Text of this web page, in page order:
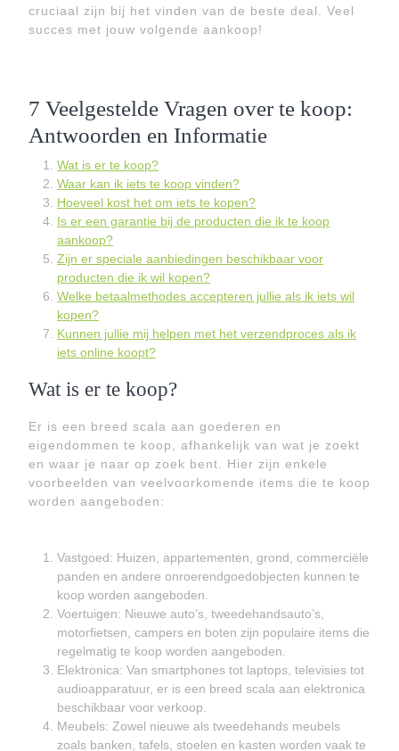
cruciaal zijn bij het vinden van de beste deal. Veel
succes met jouw volgende aankoop!
7 Veelgestelde Vragen over te koop:
Antwoorden en Informatie
Wat is er te koop?
Waar kan ik iets te koop vinden?
Hoeveel kost het om iets te kopen?
Is er een garantie bij de producten die ik te koop
aankoop?
Zijn er speciale aanbiedingen beschikbaar voor
producten die ik wil kopen?
Welke betaalmethodes accepteren jullie als ik iets wil
kopen?
Kunnen jullie mij helpen met het verzendproces als ik
iets online koopt?
Wat is er te koop?
Er is een breed scala aan goederen en
eigendommen te koop, afhankelijk van wat je zoekt
en waar je naar op zoek bent. Hier zijn enkele
voorbeelden van veelvoorkomende items die te koop
worden aangeboden:
Vastgoed: Huizen, appartementen, grond, commerciële
panden en andere onroerendgoedobjecten kunnen te
koop worden aangeboden.
Voertuigen: Nieuwe auto’s, tweedehandsauto’s,
motorfietsen, campers en boten zijn populaire items die
regelmatig te koop worden aangeboden.
Elektronica: Van smartphones tot laptops, televisies tot
audioapparatuur, er is een breed scala aan elektronica
beschikbaar voor verkoop.
Meubels: Zowel nieuwe als tweedehands meubels
zoals banken, tafels, stoelen en kasten worden vaak te